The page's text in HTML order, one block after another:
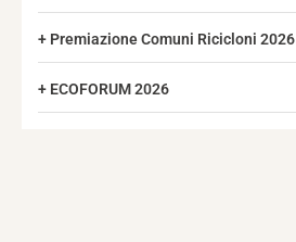
Premiazione Comuni Ricicloni 2026
ECOFORUM 2026